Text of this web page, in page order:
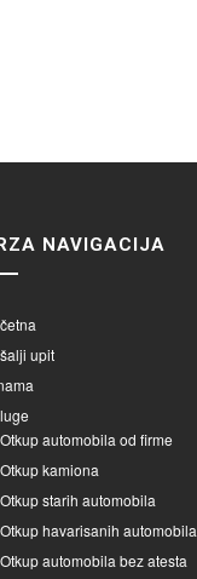
NAVIGACIJA
upit
Otkup automobila od firme
Otkup kamiona
Otkup starih automobila
Otkup havarisanih automobila
Otkup automobila bez atesta